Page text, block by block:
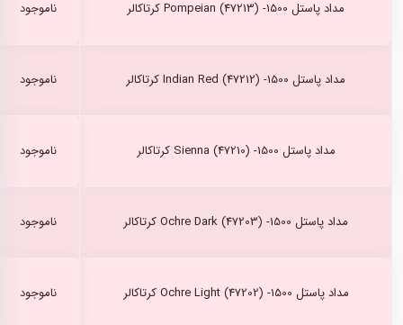
مداد پاستل Pompeian (47213) -1500 کرتاکالر ناموجود
مداد پاستل Indian Red (47212) -1500 کرتاکالر ناموجود
مداد پاستل Sienna (47210) -1500 کرتاکالر ناموجود
مداد پاستل Ochre Dark (47203) -1500 کرتاکالر ناموجود
مداد پاستل Ochre Light (47202) -1500 کرتاکالر ناموجود